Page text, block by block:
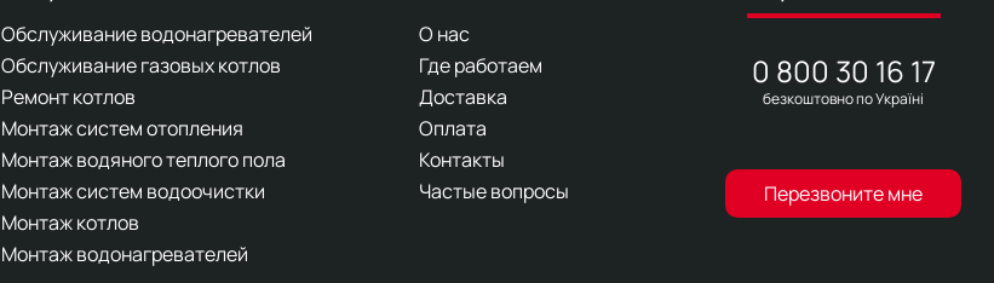
Обслуживание водонагревателей
Обслуживание газовых котлов
Ремонт котлов
Монтаж систем отопления
Монтаж водяного теплого пола
Монтаж систем водоочистки
Монтаж котлов
Монтаж водонагревателей
О нас
Где работаем
Доставка
Оплата
Контакты
Частые вопросы
0 800 30 16 17
безкоштовно по Україні
Перезвоните мне